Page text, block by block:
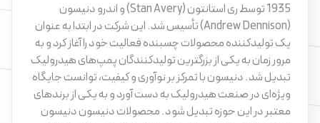
1935 توسط ری استانتون (Stan Avery) و اندرو دنیسون
(Andrew Dennison) تأسیس شد. این شرکت در ابتدا به عنوان
یک تولیدکننده محصولات چسبنده فعالیت خود را آغاز کرد و به
مرور زمان به یکی از بزرگترین تولیدکنندگان پمپ‌های هیدرولیک
تبدیل شد. دنیسون با تمرکز بر نوآوری و کیفیت، توانست جایگاه
ویژه‌ای در صنعت هیدرولیک به دست آورد و به یکی از برندهای
معتبر در این حوزه تبدیل شود. محصولات دنیسون دنیسون